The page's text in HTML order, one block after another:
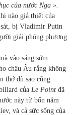
của nước Nga ».
nào giả thiết của
bị Vladimir Putin
giải phóng phương
vào sáng sớm
châu Âu rằng không
thở dù sao cũng
của Le Point đã
này từ bốn năm
và cả sức sống của